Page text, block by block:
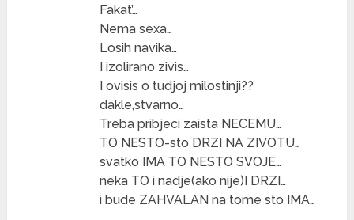
Fakat’…
Nema sexa…
Losih navika…
I izolirano zivis…
I ovisis o tudjoj milostinji??
dakle,stvarno…
Treba pribjeci zaista NECEMU…
TO NESTO-sto DRZI NA ZIVOTU…
svatko IMA TO NESTO SVOJE…
neka TO i nadje(ako nije)I DRZI…
i bude ZAHVALAN na tome sto IMA…